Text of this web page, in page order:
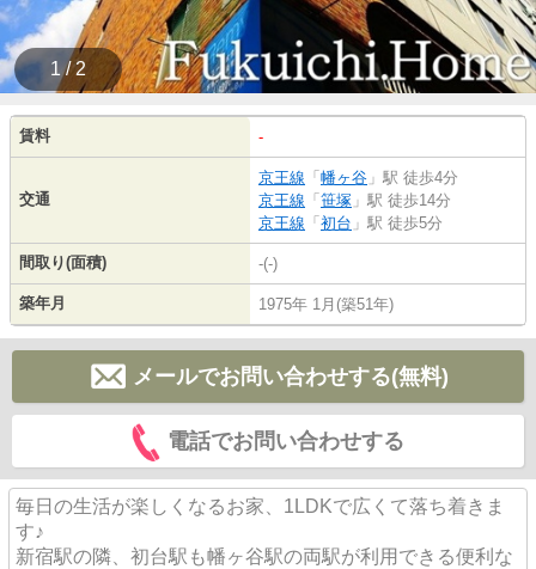
1 / 2
賃料 -
交通
京王線 「 幡ヶ谷 」駅 徒歩4分
京王線 「 笹塚 」駅 徒歩14分
京王線 「 初台 」駅 徒歩5分
間取り(面積) -(-)
築年月 1975年 1月(築51年)
メールでお問い合わせする(無料)
電話でお問い合わせする
毎日の生活が楽しくなるお家、1LDKで広くて落ち着きま
す♪
新宿駅の隣、初台駅も幡ヶ谷駅の両駅が利用できる便利な